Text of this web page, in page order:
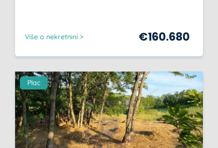
Više o nekretnini > €160.680
Plac